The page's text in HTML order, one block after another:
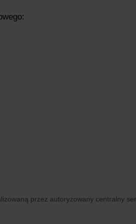
przez autoryzowany centralny